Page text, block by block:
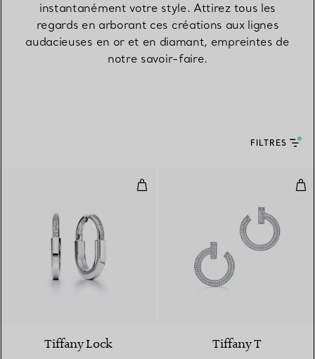
instantanément votre style. Attirez tous les
regards en arborant ces créations aux lignes
audacieuses en or et en diamant, empreintes de
notre savoir-faire.
FILTRES
Boucles d’oreilles en or blanc
Tiffany Lock Tiffany T